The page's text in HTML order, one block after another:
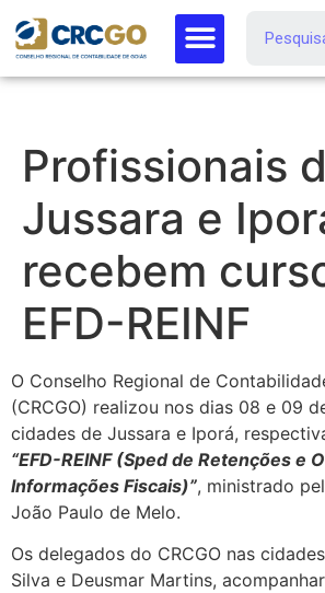
Profissionais
Jussara e
recebem
EFD-REINF
O Conselho Regional de
(CRCGO) realizou nos dias 08 e 09
cidades de Jussara e Iporá,
“EFD-REINF (Sped de Retenções e
Informações Fiscais)”, ministrado
João Paulo de Melo.
Os delegados do CRCGO nas
Silva e Deusmar Martins,